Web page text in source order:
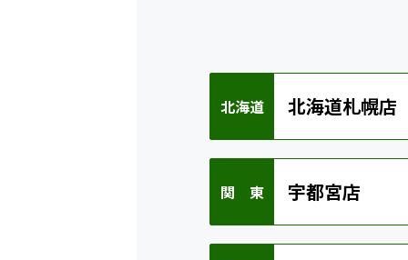
北海道 北海道札幌店
関 東 宇都宮店